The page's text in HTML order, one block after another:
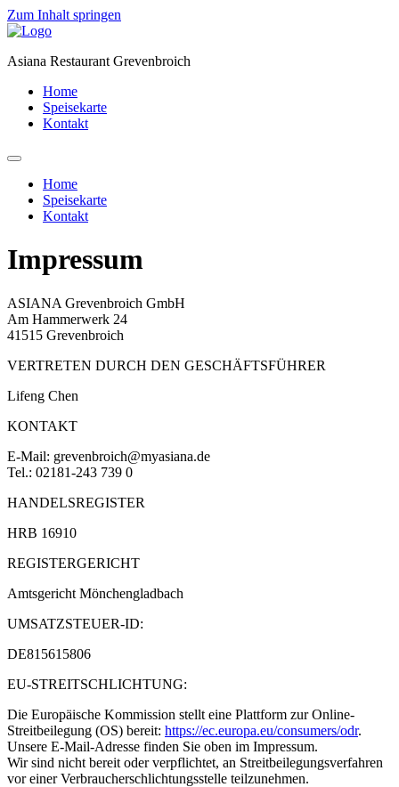
Zum Inhalt springen
Asiana Restaurant Grevenbroich
Home
Speisekarte
Kontakt
Home
Speisekarte
Kontakt
Impressum
ASIANA Grevenbroich GmbH
Am Hammerwerk 24
41515 Grevenbroich
VERTRETEN DURCH DEN GESCHÄFTSFÜHRER
Lifeng Chen
KONTAKT
E-Mail: grevenbroich@myasiana.de
Tel.: 02181-243 739 0
HANDELSREGISTER
HRB 16910
REGISTERGERICHT
Amtsgericht Mönchengladbach
UMSATZSTEUER-ID:
DE815615806
EU-STREITSCHLICHTUNG:
Die Europäische Kommission stellt eine Plattform zur Online-
Streitbeilegung (OS) bereit: https://ec.europa.eu/consumers/odr.
Unsere E-Mail-Adresse finden Sie oben im Impressum.
Wir sind nicht bereit oder verpflichtet, an Streitbeilegungsverfahren
vor einer Verbraucherschlichtungsstelle teilzunehmen.